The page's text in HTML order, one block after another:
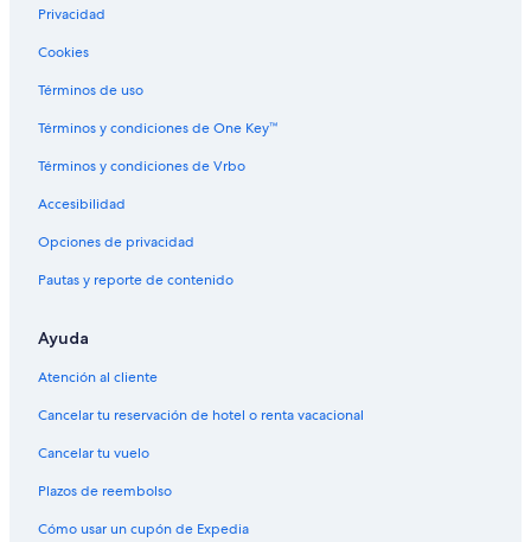
Hoteles baratos en Hanford
Hoteles con gimnasio en Hanford
Hoteles con alberca en Hanford
Hoteles con hidromasaje en Hanford
Hoteles que aceptan mascotas en Hanford
Hoteles de Motel 6 en Hanford
Hoteles en Hanford
Moteles en Hanford
Privacidad
Cookies
Términos de uso
Términos y condiciones de One Key™
Términos y condiciones de Vrbo
Accesibilidad
Opciones de privacidad
Pautas y reporte de contenido
Ayuda
Atención al cliente
Cancelar tu reservación de hotel o renta vacacional
Cancelar tu vuelo
Plazos de reembolso
Cómo usar un cupón de Expedia